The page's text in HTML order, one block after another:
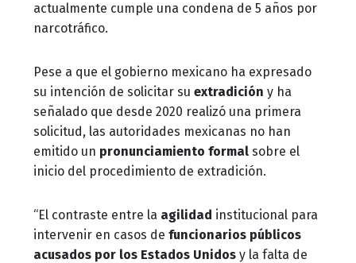
actualmente cumple una condena de 5 años por
narcotráfico.
Pese a que el gobierno mexicano ha expresado
su intención de solicitar su extradición y ha
señalado que desde 2020 realizó una primera
solicitud, las autoridades mexicanas no han
emitido un pronunciamiento formal sobre el
inicio del procedimiento de extradición.
“El contraste entre la agilidad institucional para
intervenir en casos de funcionarios públicos
acusados por los Estados Unidos y la falta de